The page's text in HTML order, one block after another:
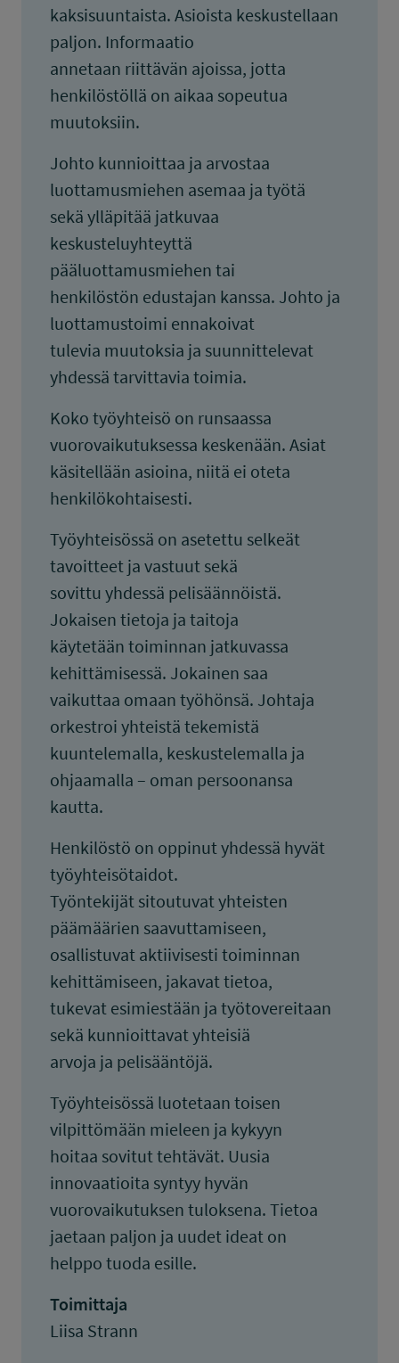
kaksisuuntaista. Asioista keskustellaan
paljon. Informaatio
annetaan riittävän ajoissa, jotta
henkilöstöllä on aikaa sopeutua
muutoksiin.
Johto kunnioittaa ja arvostaa
luottamusmiehen asemaa ja työtä
sekä ylläpitää jatkuvaa
keskusteluyhteyttä
pääluottamusmiehen tai
henkilöstön edustajan kanssa. Johto ja
luottamustoimi ennakoivat
tulevia muutoksia ja suunnittelevat
yhdessä tarvittavia toimia.
Koko työyhteisö on runsaassa
vuorovaikutuksessa keskenään. Asiat
käsitellään asioina, niitä ei oteta
henkilökohtaisesti.
Työyhteisössä on asetettu selkeät
tavoitteet ja vastuut sekä
sovittu yhdessä pelisäännöistä.
Jokaisen tietoja ja taitoja
käytetään toiminnan jatkuvassa
kehittämisessä. Jokainen saa
vaikuttaa omaan työhönsä. Johtaja
orkestroi yhteistä tekemistä
kuuntelemalla, keskustelemalla ja
ohjaamalla – oman persoonansa
kautta.
Henkilöstö on oppinut yhdessä hyvät
työyhteisötaidot.
Työntekijät sitoutuvat yhteisten
päämäärien saavuttamiseen,
osallistuvat aktiivisesti toiminnan
kehittämiseen, jakavat tietoa,
tukevat esimiestään ja työtovereitaan
sekä kunnioittavat yhteisiä
arvoja ja pelisääntöjä.
Työyhteisössä luotetaan toisen
vilpittömään mieleen ja kykyyn
hoitaa sovitut tehtävät. Uusia
innovaatioita syntyy hyvän
vuorovaikutuksen tuloksena. Tietoa
jaetaan paljon ja uudet ideat on
helppo tuoda esille.
Toimittaja
Liisa Strann